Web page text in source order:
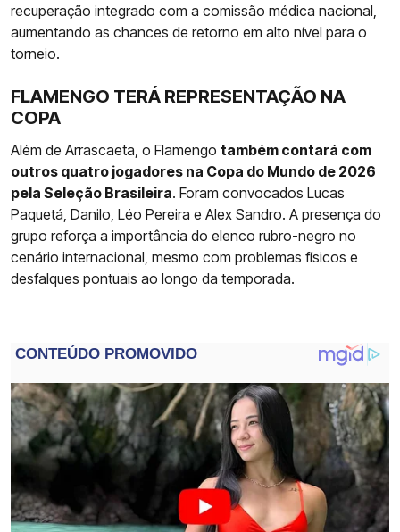
recuperação integrado com a comissão médica nacional,
aumentando as chances de retorno em alto nível para o
torneio.
FLAMENGO TERÁ REPRESENTAÇÃO NA
COPA
Além de Arrascaeta, o Flamengo também contará com
outros quatro jogadores na Copa do Mundo de 2026
pela Seleção Brasileira. Foram convocados Lucas
Paquetá, Danilo, Léo Pereira e Alex Sandro. A presença do
grupo reforça a importância do elenco rubro-negro no
cenário internacional, mesmo com problemas físicos e
desfalques pontuais ao longo da temporada.